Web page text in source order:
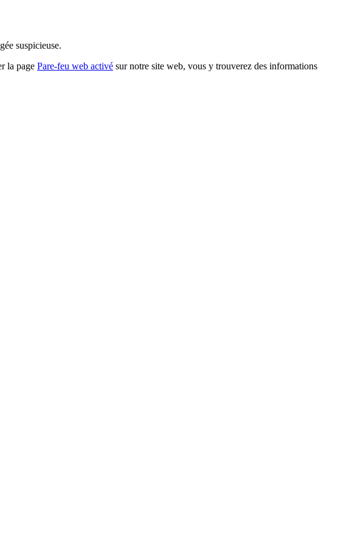
suspicieuse.
la page Pare-feu web activé sur notre site web, vous y trouverez des informations